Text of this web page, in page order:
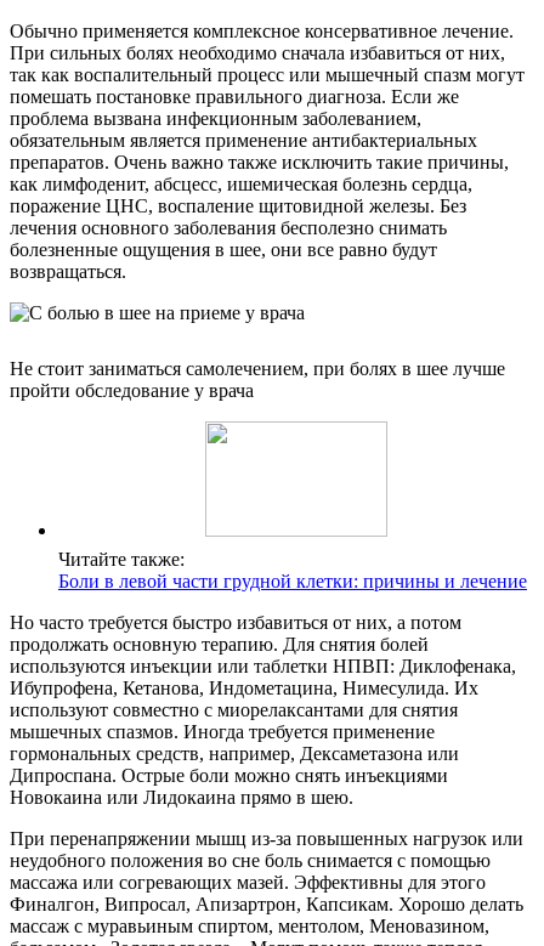
Обычно применяется комплексное консервативное лечение.
При сильных болях необходимо сначала избавиться от них,
так как воспалительный процесс или мышечный спазм могут
помешать постановке правильного диагноза. Если же
проблема вызвана инфекционным заболеванием,
обязательным является применение антибактериальных
препаратов. Очень важно также исключить такие причины,
как лимфоденит, абсцесс, ишемическая болезнь сердца,
поражение ЦНС, воспаление щитовидной железы. Без
лечения основного заболевания бесполезно снимать
болезненные ощущения в шее, они все равно будут
возвращаться.
Не стоит заниматься самолечением, при болях в шее лучше
пройти обследование у врача
Читайте также:
Боли в левой части грудной клетки: причины и лечение
Но часто требуется быстро избавиться от них, а потом
продолжать основную терапию. Для снятия болей
используются инъекции или таблетки НПВП: Диклофенака,
Ибупрофена, Кетанова, Индометацина, Нимесулида. Их
используют совместно с миорелаксантами для снятия
мышечных спазмов. Иногда требуется применение
гормональных средств, например, Дексаметазона или
Дипроспана. Острые боли можно снять инъекциями
Новокаина или Лидокаина прямо в шею.
При перенапряжении мышц из-за повышенных нагрузок или
неудобного положения во сне боль снимается с помощью
массажа или согревающих мазей. Эффективны для этого
Финалгон, Випросал, Апизартрон, Капсикам. Хорошо делать
массаж с муравьиным спиртом, ментолом, Меновазином,